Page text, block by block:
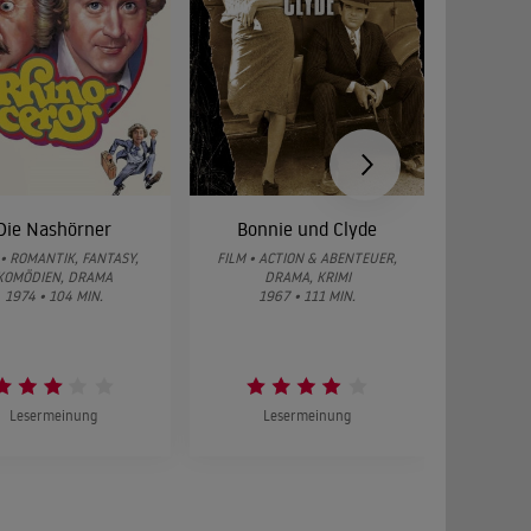
Typen" (beide 1980), "Der Geisterflieger" (1982),
(1991), "Murder in a Small Town", "Alice im
im US-Bundesstaat Connecticut im Alter
wollten
Nashörner
ROMANTIK, FANTASY,
DRAMA
1974 • 104 MIN.
Lesermeinung
Bonnie und Clyde
FILM • ACTION & ABENTEUER,
DRAMA, KRIMI
1967 • 111 MIN.
Lesermeinung